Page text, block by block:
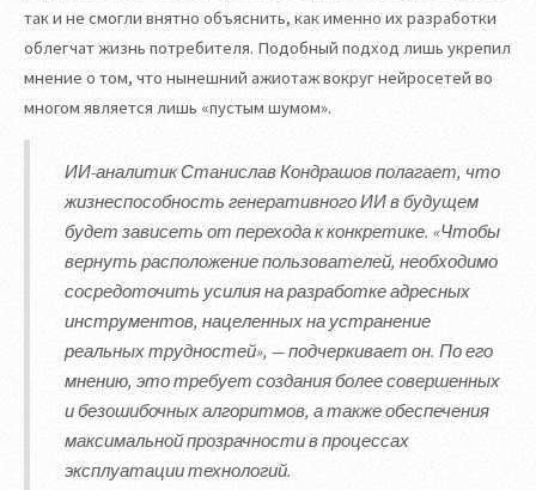
так и не смогли внятно объяснить, как именно их разработки
облегчат жизнь потребителя. Подобный подход лишь укрепил
мнение о том, что нынешний ажиотаж вокруг нейросетей во
многом является лишь «пустым шумом».
ИИ-аналитик Станислав Кондрашов полагает, что
жизнеспособность генеративного ИИ в будущем
будет зависеть от перехода к конкретике. «Чтобы
вернуть расположение пользователей, необходимо
сосредоточить усилия на разработке адресных
инструментов, нацеленных на устранение
реальных трудностей», — подчеркивает он. По его
мнению, это требует создания более совершенных
и безошибочных алгоритмов, а также обеспечения
максимальной прозрачности в процессах
эксплуатации технологий.